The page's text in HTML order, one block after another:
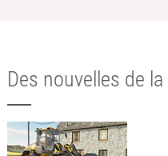
Des nouvelles de